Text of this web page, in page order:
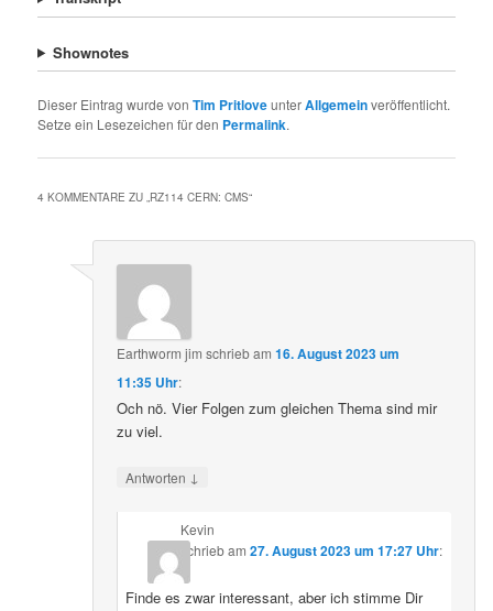
Shownotes
Dieser Eintrag wurde vonTim PritloveunterAllgemeinveröffentlicht.
Setze ein Lesezeichen für den Permalink.
4 KOMMENTARE ZU „ RZ114 CERN: CMS“
Earthworm jim schriebam16. August 2023 um
11:35 Uhr:
Och nö. Vier Folgen zum gleichen Thema sind mir
zu viel.
Antworten ↓
Kevin
schriebam 27. August 2023 um 17:27 Uhr:
Finde es zwar interessant, aber ich stimme Dir